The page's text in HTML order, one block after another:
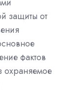
защиты от
фактов
охраняемое